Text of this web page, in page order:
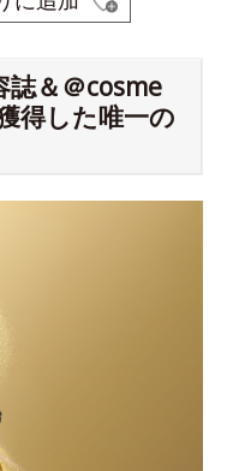
＆＠cosme
得した唯一の